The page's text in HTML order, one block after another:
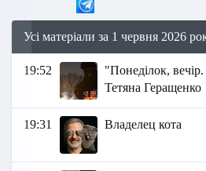
Усі матеріали за 1 червня 2026
19:52
"Понеділок,
Тетяна Геращенко
19:31 Владелец кота